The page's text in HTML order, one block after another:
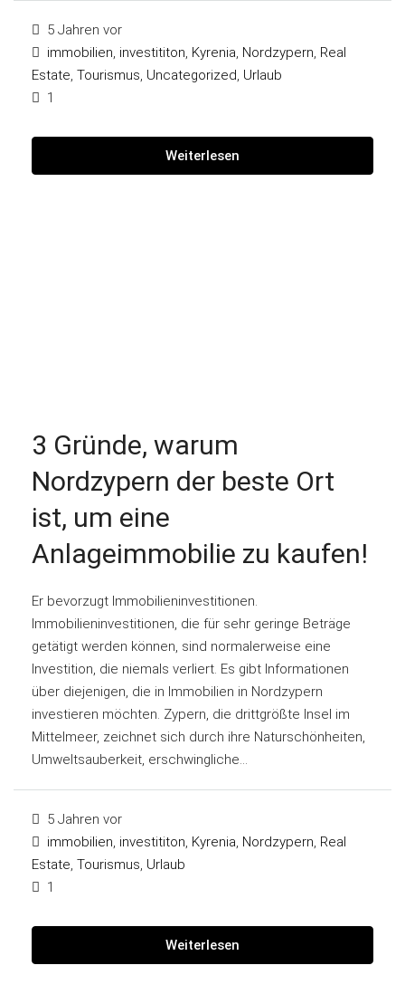
5 Jahren vor
immobilien, investititon, Kyrenia, Nordzypern, Real
Estate, Tourismus, Uncategorized, Urlaub
1
Weiterlesen
3 Gründe, warum
Nordzypern der beste Ort
ist, um eine
Anlageimmobilie zu kaufen!
Er bevorzugt Immobilieninvestitionen.
Immobilieninvestitionen, die für sehr geringe Beträge
getätigt werden können, sind normalerweise eine
Investition, die niemals verliert. Es gibt Informationen
über diejenigen, die in Immobilien in Nordzypern
investieren möchten. Zypern, die drittgrößte Insel im
Mittelmeer, zeichnet sich durch ihre Naturschönheiten,
Umweltsauberkeit, erschwingliche...
5 Jahren vor
immobilien, investititon, Kyrenia, Nordzypern, Real
Estate, Tourismus, Urlaub
1
Weiterlesen